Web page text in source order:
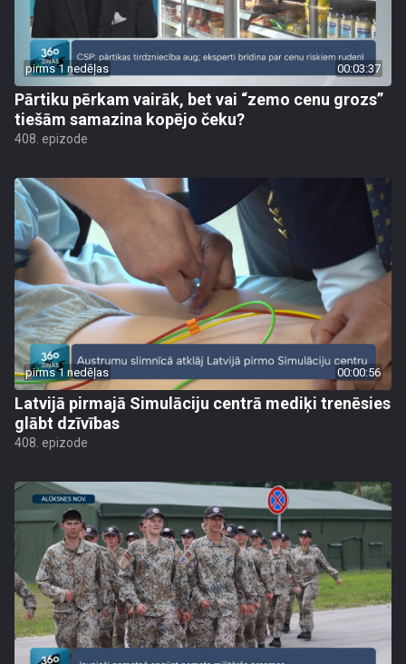
pirms 1 nedēļas 00:03:37
Pārtiku pērkam vairāk, bet vai “zemo cenu grozs”
tiešām samazina kopējo čeku?
408. epizode
pirms 1 nedēļas 00:00:56
Latvijā pirmajā Simulāciju centrā mediķi trenēsies
glābt dzīvības
408. epizode